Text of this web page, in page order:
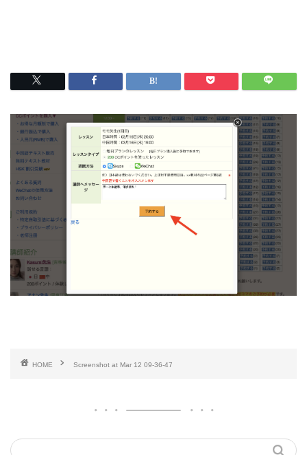
HOME Screenshot at Mar 12 09-36-47